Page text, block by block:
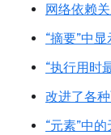
网络依赖
“摘要”中
“执行用时
改进了各
“元素”中